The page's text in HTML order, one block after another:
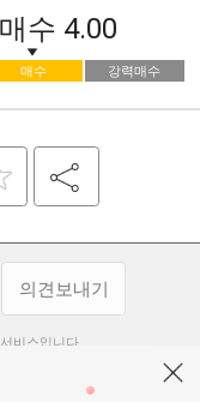
매수 4.00
매수 강력매수
의견보내기
비스입니다.
이 발생할 수 있습니다.